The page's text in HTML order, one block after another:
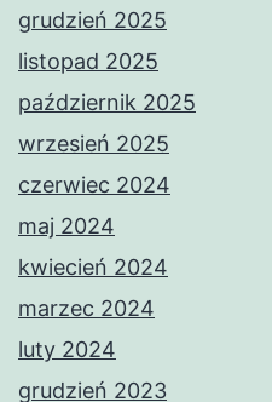
grudzień 2025
listopad 2025
październik 2025
wrzesień 2025
czerwiec 2024
maj 2024
kwiecień 2024
marzec 2024
luty 2024
grudzień 2023